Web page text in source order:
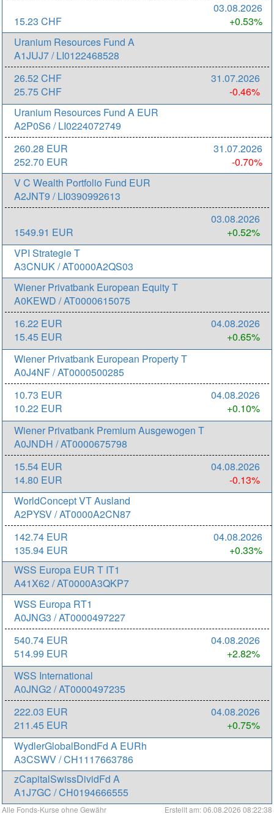
15.23 CHF
03.08.2026
+0.53%
Uranium Resources Fund A
A1JUJ7 / LI0122468528
26.52 CHF
25.75 CHF
31.07.2026
-0.46%
Uranium Resources Fund A EUR
A2P0S6 / LI0224072749
260.28 EUR
252.70 EUR
31.07.2026
-0.70%
V C Wealth Portfolio Fund EUR
A2JNT9 / LI0390992613
1549.91 EUR
03.08.2026
+0.52%
VPI Strategie T
A3CNUK / AT0000A2QS03
Wiener Privatbank European Equity T
A0KEWD / AT0000615075
16.22 EUR
15.45 EUR
04.08.2026
+0.65%
Wiener Privatbank European Property T
A0J4NF / AT0000500285
10.73 EUR
10.22 EUR
04.08.2026
+0.10%
Wiener Privatbank Premium Ausgewogen T
A0JNDH / AT0000675798
15.54 EUR
14.80 EUR
04.08.2026
-0.13%
WorldConcept VT Ausland
A2PYSV / AT0000A2CN87
142.74 EUR
135.94 EUR
04.08.2026
+0.33%
WSS Europa EUR T IT1
A41X62 / AT0000A3QKP7
WSS Europa RT1
A0JNG3 / AT0000497227
540.74 EUR
514.99 EUR
04.08.2026
+2.82%
WSS International
A0JNG2 / AT0000497235
222.03 EUR
211.45 EUR
04.08.2026
+0.75%
WydlerGlobalBondFd A EURh
A3CSWV / CH1117663786
zCapitalSwissDividFd A
A1J7GC / CH0194666555
Alle Fonds-Kurse ohne Gewähr Erstellt am: 06.08.2026 08:22:38